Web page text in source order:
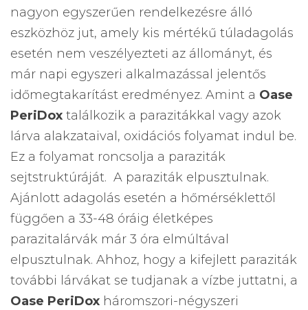
nagyon egyszerűen rendelkezésre álló
eszközhöz jut, amely kis mértékű túladagolás
esetén nem veszélyezteti az állományt, és
már napi egyszeri alkalmazással jelentős
időmegtakarítást eredményez. Amint a Oase
PeriDox találkozik a parazitákkal vagy azok
lárva alakzataival, oxidációs folyamat indul be.
Ez a folyamat roncsolja a paraziták
sejtstruktúráját. A paraziták elpusztulnak.
Ajánlott adagolás esetén a hőmérséklettől
függően a 33-48 óráig életképes
parazitalárvák már 3 óra elmúltával
elpusztulnak. Ahhoz, hogy a kifejlett paraziták
további lárvákat se tudjanak a vízbe juttatni, a
Oase PeriDox háromszori-négyszeri